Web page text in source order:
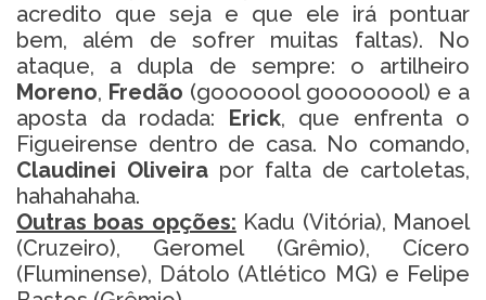
acredito que seja e que ele irá pontuar
bem, além de sofrer muitas faltas). No
ataque, a dupla de sempre: o artilheiro
Moreno, Fredão (gooooool goooooool) e a
aposta da rodada: Erick, que enfrenta o
Figueirense dentro de casa. No comando,
Claudinei Oliveira por falta de cartoletas,
hahahahaha.
Outras boas opções: Kadu (Vitória), Manoel
(Cruzeiro), Geromel (Grêmio), Cícero
(Fluminense), Dátolo (Atlético MG) e Felipe